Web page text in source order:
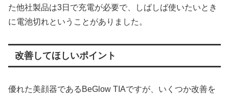
た他社製品は3日で充電が必要で、しばしば使いたいとき
に電池切れということがありました。
改善してほしいポイント
優れた美顔器であるBeGlow TIAですが、いくつか改善を